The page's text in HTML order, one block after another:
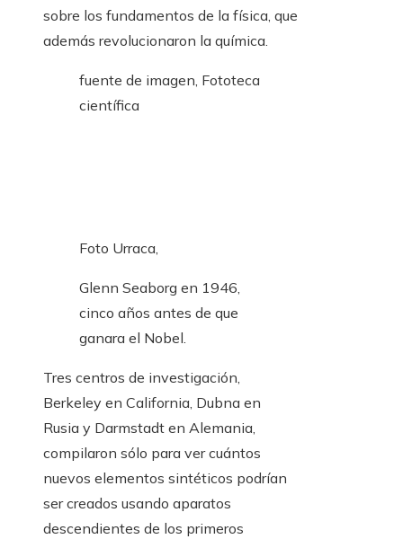
sobre los fundamentos de la física, que
además revolucionaron la química.
fuente de imagen, Fototeca
científica
Foto Urraca,
Glenn Seaborg en 1946,
cinco años antes de que
ganara el Nobel.
Tres centros de investigación,
Berkeley en California, Dubna en
Rusia y Darmstadt en Alemania,
compilaron sólo para ver cuántos
nuevos elementos sintéticos podrían
ser creados usando aparatos
descendientes de los primeros